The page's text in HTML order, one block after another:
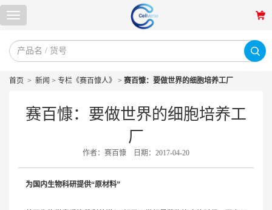
首页 > 新闻 > 专栏《赛百慷人》 > 赛百慷：要做世界的细胞培养工厂
赛百慷：要做世界的细胞培养工
厂
作者：赛百慷 日期：2017-04-20
为国内生物科研提供“原材料”